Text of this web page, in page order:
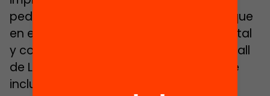
pedagógica y académica ―la misma que
en el resto de centros escolares― con, tal
y como explicaban en la Escuela Maragall
de Lleida, “una labor social, emocional e
incluso de orientación y ayuda a las